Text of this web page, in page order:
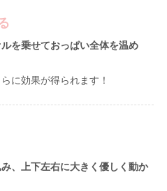
を乗せておっぱい全体を温め
に効果が得られます！
、上下左右に大きく優しく動か